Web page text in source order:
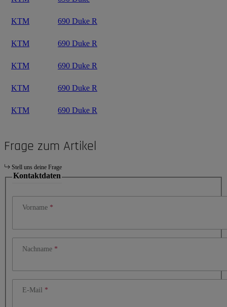
KTM 690 Duke R
KTM 690 Duke R
KTM 690 Duke R
KTM 690 Duke R
KTM 690 Duke R
Frage zum Artikel
Stell uns deine Frage
Kontaktdaten
Vorname
Nachname
E-Mail